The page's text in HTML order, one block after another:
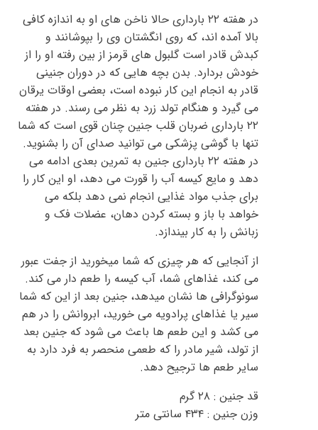
در هفته ۲۲ بارداری حالا ناخن های او به اندازه کافی
بالا آمده اند، که روی انگشتان وی را بپوشانند و
کبدش قادر است گلبول های قرمز از بین رفته او را از
خودش بردارد. بدن بچه هایی که در دوران جنینی
قادر به انجام این کار نبوده است، بعضی اوقات یرقان
می گیرد و هنگام تولد زرد به نظر می رسند. در هفته
۲۲ بارداری ضربان قلب جنین چنان قوی است که شما
تنها با گوشی پزشکی می توانید صدای آن را بشنوید.
در هفته ۲۲ بارداری جنین به تمرین بعدی ادامه می
دهد و مایع کیسه آب را قورت می دهد، او این کار را
برای جذب مواد غذایی انجام نمی دهد بلکه می
خواهد با باز و بسته کردن دهان، عضلات فک و
زبانش را به کار بیندازد.
از آنجایی که هر چیزی که شما میخورید از جفت عبور
می کند، غذاهای شما، آب کیسه را طعم دار می کند.
سونوگرافی ها نشان میدهد، جنین بعد از این که شما
سیر یا غذاهای پرادویه می خورید، ابروانش را در هم
می کشد و این طعم ها باعث می شود که جنین بعد
از تولد، شیر مادر را که طعمی منحصر به فرد دارد به
سایر طعم ها ترجیح دهد.
قد جنین : ۲۸ گرم
وزن جنین : ۴۳۴ سانتی متر